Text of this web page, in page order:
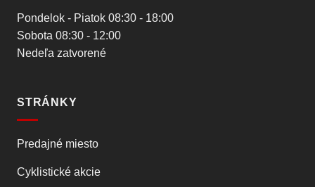
Pondelok - Piatok 08:30 - 18:00
Sobota 08:30 - 12:00
Nedeľa zatvorené
STRÁNKY
Predajné miesto
Cyklistické akcie